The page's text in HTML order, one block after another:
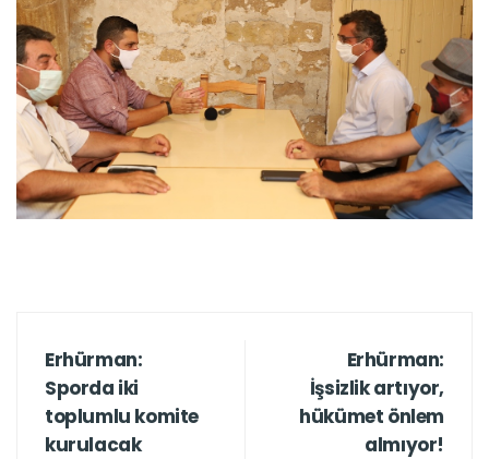
Erhürman:
Sporda iki
toplumlu komite
kurulacak
Erhürman:
İşsizlik artıyor,
hükümet önlem
almıyor!